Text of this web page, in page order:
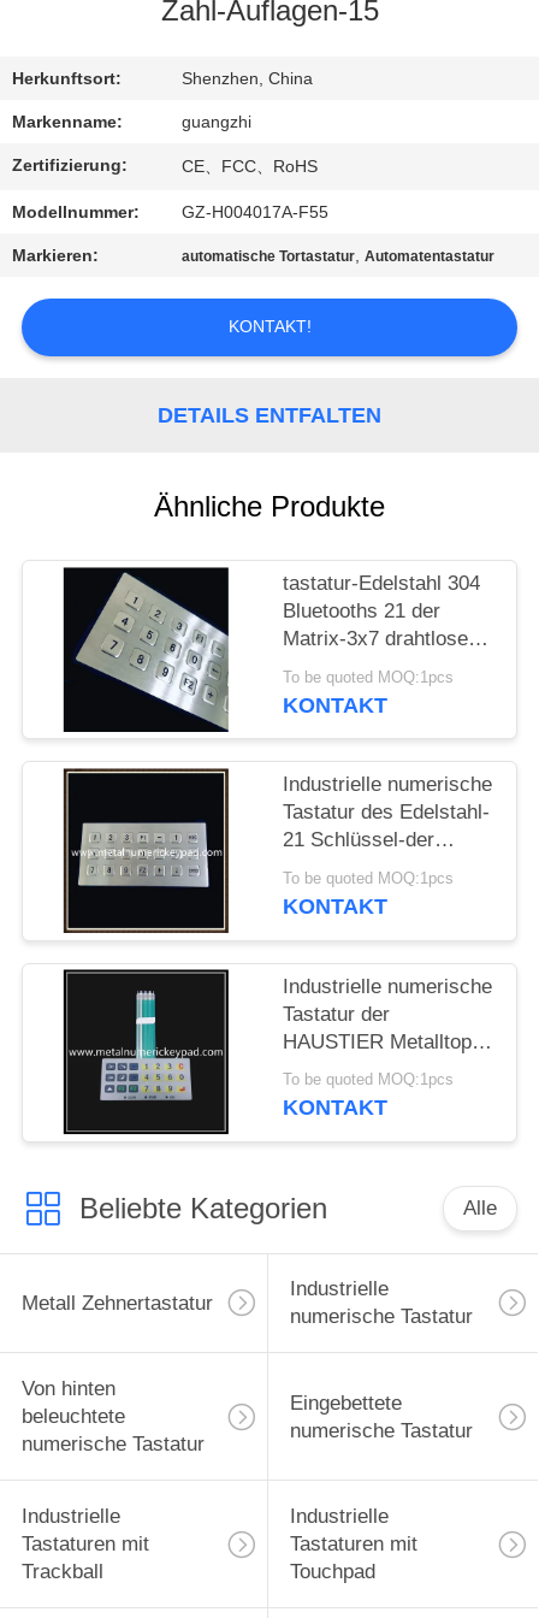
SIE
MIT
UNS
IN
VERBINDUNG
FORDERN
SIE
PRIVACY
POLICY
Zahl-Auflagen-15
Herkunftsort: Shenzhen, China
Markenname: guangzhi
Zertifizierung: CE、FCC、RoHS
Modellnummer: GZ-H004017A-F55
Markieren: automatische Tortastatur,Automatentastatur
KONTAKT!
DETAILS ENTFALTEN
Ähnliche Produkte
tastatur-Edelstahl 304
Bluetooths 21 der
Matrix-3x7 drahtlose
Schlüssel
To be quoted MOQ:1pcs
KONTAKT
Industrielle numerische
Tastatur des Edelstahl-
21 Schlüssel-der
Matrix-3x7
To be quoted MOQ:1pcs
KONTAKT
Industrielle numerische
Tastatur der
HAUSTIER Metalltopf-
Film-Membran-2.0mm
To be quoted MOQ:1pcs
KONTAKT
Beliebte Kategorien Alle
Metall Zehnertastatur
Industrielle
numerische Tastatur
Von hinten
beleuchtete
numerische Tastatur
Eingebettete
numerische Tastatur
Industrielle
Tastaturen mit
Trackball
Industrielle
Tastaturen mit
Touchpad